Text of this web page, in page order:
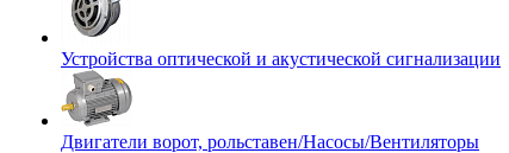
Устройства оптической и акустической сигнализации
Двигатели ворот, рольставен/Насосы/Вентиляторы